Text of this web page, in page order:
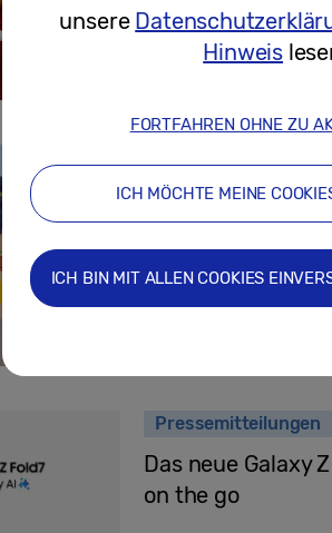
Smart Reisen mit
Z Fold7 mit
Pressemitteilungen
Das neue Galaxy
on the go
unsere
Hinweis
FORTFAHREN OHNE ZU
ICH MÖCHTE MEINE
ICH BIN MIT ALLEN COOKIES